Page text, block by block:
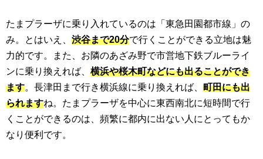
たまプラーザに乗り入れているのは「東急田園都市線」の
み。とはいえ、 渋谷まで20分で行くことができる立地は魅
力的です。また、お隣のあざみ野で市営地下鉄ブルーライ
ンに乗り換えれば、 横浜や桜木町などにも出ることができ
ます。長津田まで行き横浜線に乗り換えれば、 町田にも出
られますね。たまプラーザを中心に東西南北に短時間で行
くことができるのは、頻繁に都内に出ない人にとってもか
なり便利です。